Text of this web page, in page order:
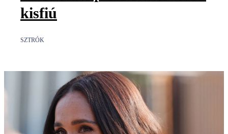
kisfiú
SZTRÓK